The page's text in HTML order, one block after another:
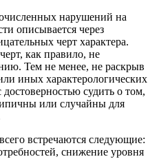
нарушений на
описывается через
черт характера.
как правило, не
Тем не менее, не раскрыв
иных характерологических
судить о том,
или случайны для
встречаются следующие:
снижение уровня